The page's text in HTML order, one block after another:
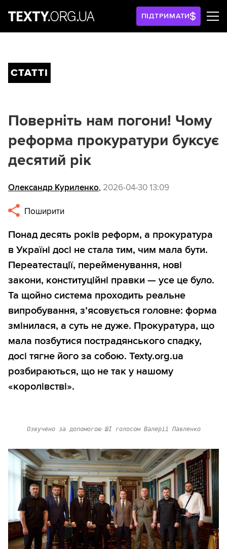
ПІДТРИМАТИ
СТАТТІ
Поверніть нам погони! Чому
реформа прокуратури буксує
десятий рік
Олександр Куриленко, 2026-04-30 13:09
Поширити
Понад десять років реформ, а прокуратура
в Україні досі не стала тим, чим мала бути.
Переатестації, перейменування, нові
закони, конституційні правки — усе це було.
Та щойно система проходить реальне
випробування, з’ясовується головне: форма
змінилася, а суть не дуже. Прокуратура, що
мала позбутися пострадянського спадку,
досі тягне його за собою. Texty.org.ua
розбираються, що не так у нашому
«королівстві».
Озвучено за допомогою ШІ голосом Валерії Павленко